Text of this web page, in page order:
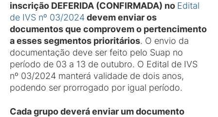
inscrição DEFERIDA (CONFIRMADA) no Edital
de IVS nº 03/2024devem enviar os
documentos que comprovem o pertencimento
a esses segmentos prioritários. O envio da
documentação deve ser feito pelo Suap no
período de 03 a 13 de outubro. O Edital de IVS
nº 03/2024 manterá validade de dois anos,
podendo ser prorrogado por igual período.
Cada grupo deverá enviar um documento